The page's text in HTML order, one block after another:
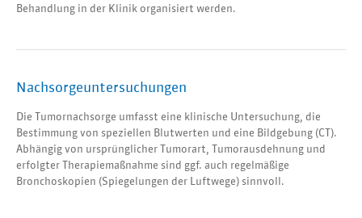
Behandlung in der Klinik organisiert werden.
Nachsorgeuntersuchungen
Die Tumornachsorge umfasst eine klinische Untersuchung, die
Bestimmung von speziellen Blutwerten und eine Bildgebung (CT).
Abhängig von ursprünglicher Tumorart, Tumorausdehnung und
erfolgter Therapiemaßnahme sind ggf. auch regelmäßige
Bronchoskopien (Spiegelungen der Luftwege) sinnvoll.